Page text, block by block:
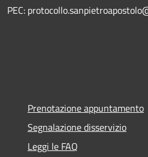
PEC:
Prenotazione appuntamento
Segnalazione disservizio
Leggi le FAQ